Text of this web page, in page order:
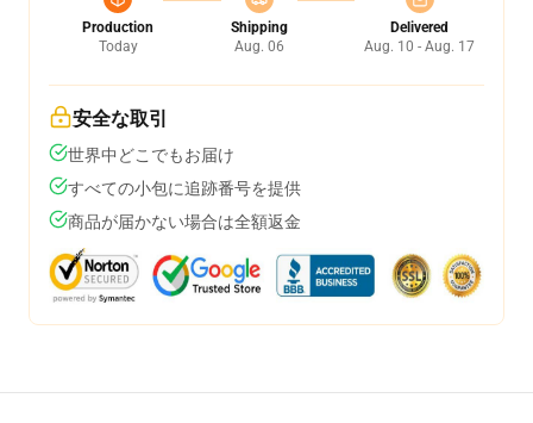
Production
Today
Shipping
Aug. 06
Delivered
Aug. 10 - Aug. 17
安全な取引
世界中どこでもお届け
すべての小包に追跡番号を提供
商品が届かない場合は全額返金